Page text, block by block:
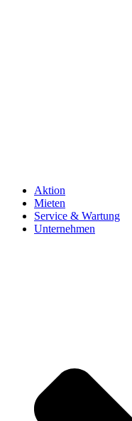
Aktion
Mieten
Service & Wartung
Unternehmen